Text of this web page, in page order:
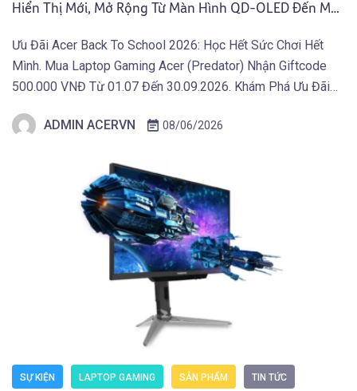
Hiển Thị Mới, Mở Rộng Từ Màn Hình QD-OLED Đến Máy
Ưu Đãi Acer Back To School 2026: Học Hết Sức Chơi Hết
Mình. Mua Laptop Gaming Acer (Predator) Nhận Giftcode
500.000 VNĐ Từ 01.07 Đến 30.09.2026. Khám Phá Ưu Đãi
danh mục thiết bị hiển thị mới phục vụ sáng tạo, giải trí và […]
ADMIN ACERVN 08/06/2026
SỰ KIỆN LAPTOP GAMING SẢN PHẨM TIN TỨC